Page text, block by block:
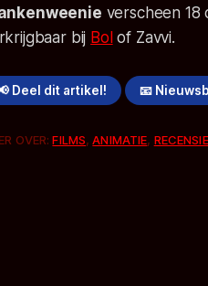
verscheen
bij Bol of Zavvi.
Deel dit artikel! 📧
OVER:FILMS,ANIMATIE,